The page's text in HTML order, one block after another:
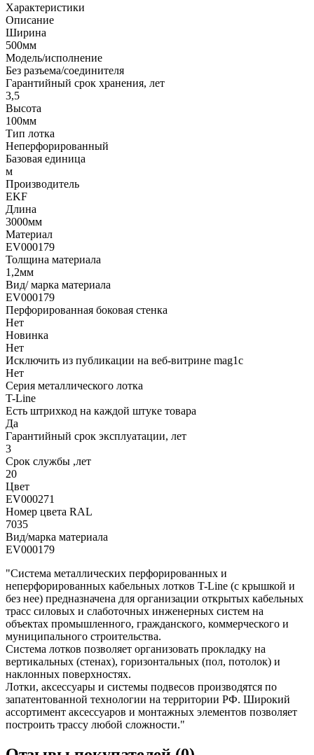
Характеристики
Описание
Ширина
500мм
Модель/исполнение
Без разъема/соединителя
Гарантийный срок хранения, лет
3,5
Высота
100мм
Тип лотка
Неперфорированный
Базовая единица
м
Производитель
EKF
Длина
3000мм
Материал
EV000179
Толщина материала
1,2мм
Вид/ марка материала
EV000179
Перфорированная боковая стенка
Нет
Новинка
Нет
Исключить из публикации на веб-витрине mag1c
Нет
Серия металлического лотка
T-Line
Есть штрихкод на каждой штуке товара
Да
Гарантийный срок эксплуатации, лет
3
Срок службы ,лет
20
Цвет
EV000271
Номер цвета RAL
7035
Вид/марка материала
EV000179
"Система металлических перфорированных и
неперфорированных кабельных лотков T-Line (с крышкой и
без нее) предназначена для организации открытых кабельных
трасс силовых и слаботочных инженерных систем на
объектах промышленного, гражданского, коммерческого и
муниципального строительства.
Система лотков позволяет организовать прокладку на
вертикальных (стенах), горизонтальных (пол, потолок) и
наклонных поверхностях.
Лотки, аксессуары и системы подвесов производятся по
запатентованной технологии на территории РФ. Широкий
ассортимент аксессуаров и монтажных элементов позволяет
построить трассу любой сложности."